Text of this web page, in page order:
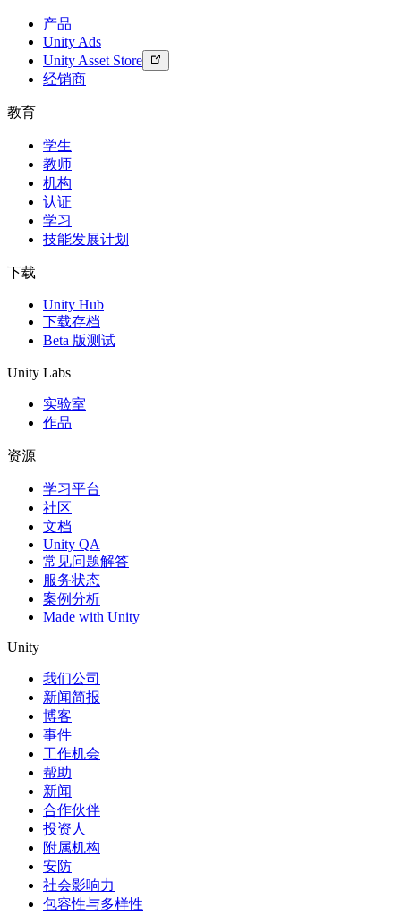
通过 Unity 投放广告
使用案例
移动游戏
使用 Unity 打造移动端爆款游戏
独立游戏
小团队也能做出大游戏
XR 游戏
跨平台发布 XR 游戏
多人游戏
简化多人游戏开发
博客
更新、信息和技术提示
新闻
新闻、故事和新闻中心
认证
证明您的Unity精通
产品
Unity Ads
Unity Asset Store
经销商
教育
学生
教师
机构
认证
学习
技能发展计划
下载
Unity Hub
下载存档
Beta 版测试
Unity Labs
实验室
作品
资源
学习平台
社区
文档
Unity QA
常见问题解答
服务状态
案例分析
Made with Unity
Unity
我们公司
新闻简报
博客
事件
工作机会
帮助
新闻
合作伙伴
投资人
附属机构
安防
社会影响力
包容性与多样性